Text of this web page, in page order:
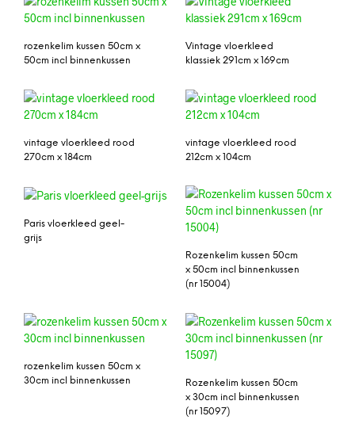
rozenkelim kussen 50cm x
50cm incl binnenkussen
Vintage vloerkleed
klassiek 291cm x 169cm
vintage vloerkleed rood
270cm x 184cm
vintage vloerkleed rood
212cm x 104cm
Paris vloerkleed geel-
grijs
Rozenkelim kussen 50cm
x 50cm incl binnenkussen
(nr 15004)
rozenkelim kussen 50cm x
30cm incl binnenkussen
Rozenkelim kussen 50cm
x 30cm incl binnenkussen
(nr 15097)